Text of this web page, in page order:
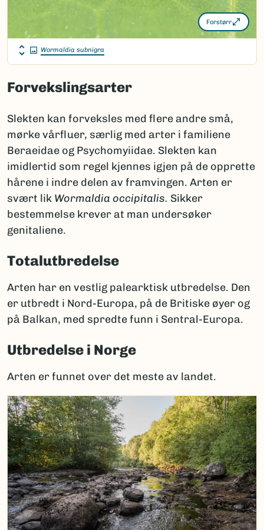
Forstørr
Wormaldia subnigra
Forvekslingsarter
Slekten kan forveksles med flere andre små,
mørke vårfluer, særlig med arter i familiene
Beraeidae og Psychomyiidae. Slekten kan
imidlertid som regel kjennes igjen på de opprette
hårene i indre delen av framvingen. Arten er
svært lik Wormaldia occipitalis. Sikker
bestemmelse krever at man undersøker
genitaliene.
Totalutbredelse
Arten har en vestlig palearktisk utbredelse. Den
er utbredt i Nord-Europa, på de Britiske øyer og
på Balkan, med spredte funn i Sentral-Europa.
Utbredelse i Norge
Arten er funnet over det meste av landet.